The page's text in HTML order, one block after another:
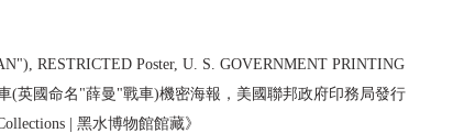
RESTRICTED Poster, U. S. GOVERNMENT PRINTING
(英國命名"薛曼"戰車)機密海報，美國聯邦政府印務局發行
| 黑水博物館館藏》